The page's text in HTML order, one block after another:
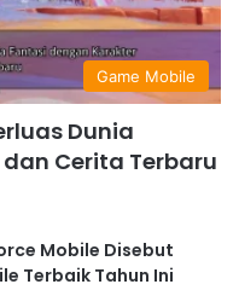
Game Mobile
Dunia
Cerita Terbaru
Mobile Disebut
Terbaik Tahun Ini